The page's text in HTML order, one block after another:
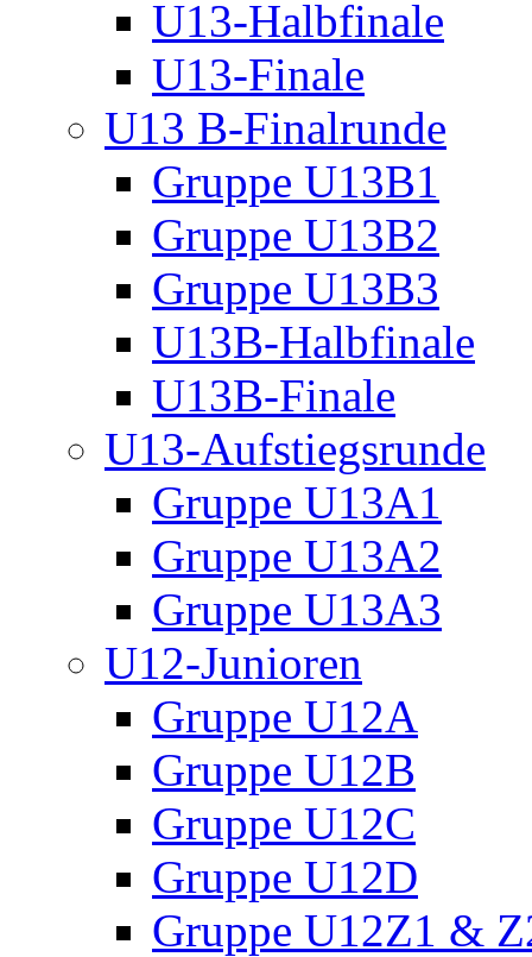
U13-Halbfinale
U13-Finale
U13 B-Finalrunde
Gruppe U13B1
Gruppe U13B2
Gruppe U13B3
U13B-Halbfinale
U13B-Finale
U13-Aufstiegsrunde
Gruppe U13A1
Gruppe U13A2
Gruppe U13A3
U12-Junioren
Gruppe U12A
Gruppe U12B
Gruppe U12C
Gruppe U12D
Gruppe U12Z1 &